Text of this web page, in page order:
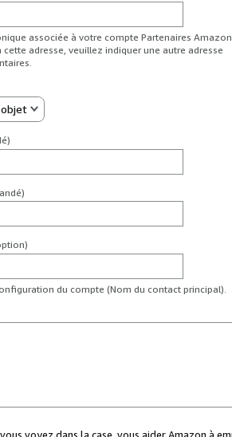
associée à votre compte Partenaires
adresse, veuillez indiquer une autre adresse
du compte (Nom du contact principal).